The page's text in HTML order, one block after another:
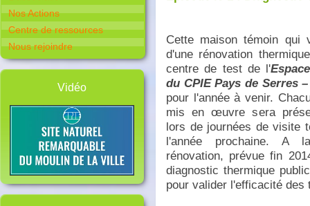
Nos Actions
Centre de ressources
Nous rejoindre
Vidéo
Cette maison témoin qui
d'une rénovation
centre de test de l'
du CPIE Pays de Serres
pour l'année à venir.
mis en œuvre sera
lors de journées de visite
l'année prochaine.
rénovation, prévue fin
diagnostic thermique
pour valider l'efficacité des